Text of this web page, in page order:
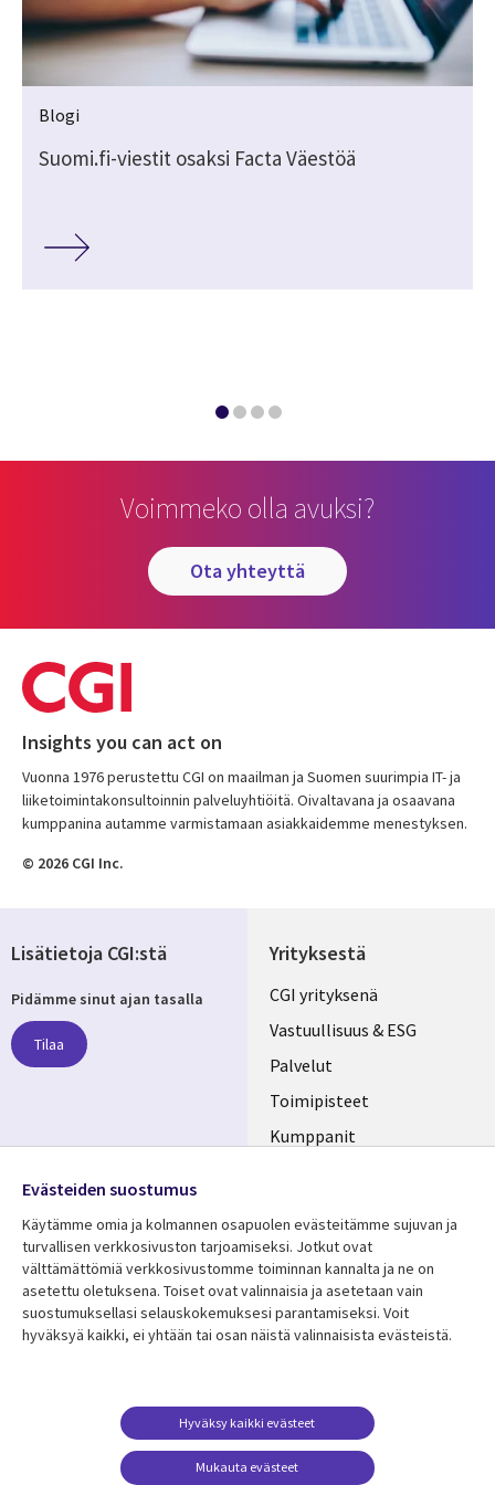
Blogi
Suomi.fi-viestit osaksi Facta Väestöä
Voimmeko olla avuksi?
ota yhteyttä
Insights you can act on
Vuonna 1976 perustettu CGI on maailman ja Suomen suurimpia IT- ja
liiketoimintakonsultoinnin palveluyhtiöitä. Oivaltavana ja osaavana
kumppanina autamme varmistamaan asiakkaidemme menestyksen.
© 2026 CGI Inc.
Yrityksestä
Useful
links
FINLAND
CGI yrityksenä
Vastuullisuus & ESG
Palvelut
Toimipisteet
Kumppanit
Resurssikeskus
Library
FINLAND
Asiakastarinat
Lisätietoa
Legal
Tietosuoja
Käyttöehdot
Yhteystiedot
Lisätietoja CGI:stä
Pidämme sinut ajan tasalla
Tilaa
Media
FINLAND
Evästeiden suostumus
Käytämme omia ja kolmannen osapuolen evästeitämme sujuvan ja
turvallisen verkkosivuston tarjoamiseksi. Jotkut ovat
välttämättömiä verkkosivustomme toiminnan kannalta ja ne on
asetettu oletuksena. Toiset ovat valinnaisia ​​ja asetetaan vain
suostumuksellasi selauskokemuksesi parantamiseksi. Voit
hyväksyä kaikki, ei yhtään tai osan näistä valinnaisista evästeistä.
Mukauta evästeet
Hyväksy kaikki evästeet